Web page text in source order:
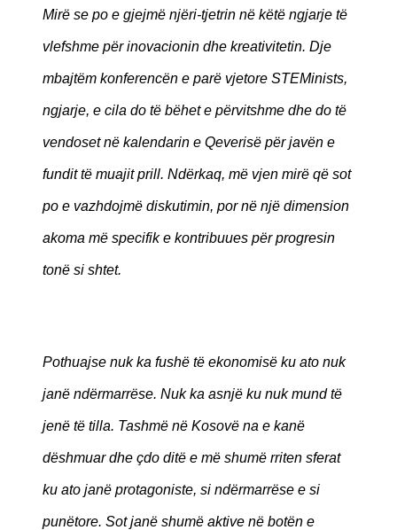
Mirë se po e gjejmë njëri-tjetrin në këtë ngjarje të
vlefshme për inovacionin dhe kreativitetin. Dje
mbajtëm konferencën e parë vjetore STEMinists,
ngjarje, e cila do të bëhet e përvitshme dhe do të
vendoset në kalendarin e Qeverisë për javën e
fundit të muajit prill. Ndërkaq, më vjen mirë që sot
po e vazhdojmë diskutimin, por në një dimension
akoma më specifik e kontribuues për progresin
tonë si shtet.
Pothuajse nuk ka fushë të ekonomisë ku ato nuk
janë ndërmarrëse. Nuk ka asnjë ku nuk mund të
jenë të tilla. Tashmë në Kosovë na e kanë
dëshmuar dhe çdo ditë e më shumë rriten sferat
ku ato janë protagoniste, si ndërmarrëse e si
punëtore. Sot janë shumë aktive në botën e